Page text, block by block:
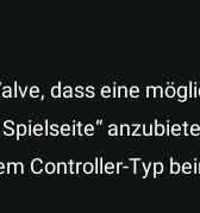
dass eine
Controller-Typ